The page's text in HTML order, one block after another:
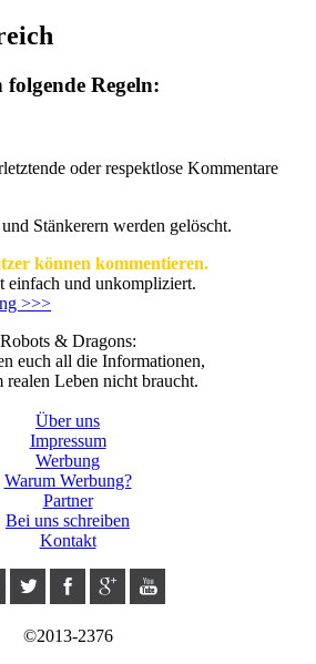
Regeln:
oder respektlose Kommentare
Stänkerern werden gelöscht.
können kommentieren.
einfach und unkompliziert.
>>>
Robots & Dragons:
euch all die Informationen,
realen Leben nicht braucht.
Über uns
Impressum
Werbung
Warum Werbung?
Partner
Bei uns schreiben
Kontakt
©2013-2376